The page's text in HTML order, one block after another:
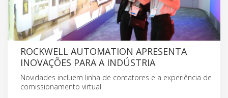
ROCKWELL AUTOMATION APRESENTA
INOVAÇÕES PARA A INDÚSTRIA
Novidades incluem linha de contatores e a experiência de
comissionamento virtual.